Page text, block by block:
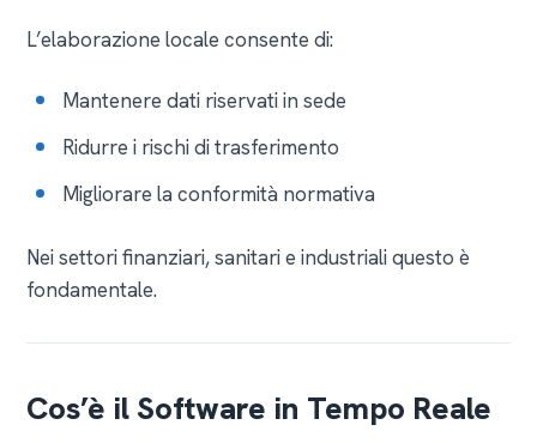
L’elaborazione locale consente di:
Mantenere dati riservati in sede
Ridurre i rischi di trasferimento
Migliorare la conformità normativa
Nei settori finanziari, sanitari e industriali questo è
fondamentale.
Cos’è il Software in Tempo Reale